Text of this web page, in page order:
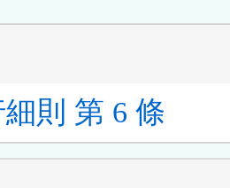
則 第 6 條